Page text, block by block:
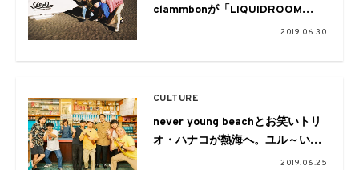
clammbonが「LIQUIDROOM
15th ANNIVERSARY」に2019.06.30
CULTURE
never young beachとお笑いトリ
オ・ハナコが熱海へ。ユル～い旅
の模様をスペシャ独占放送2019.06.25